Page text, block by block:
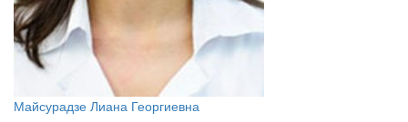
Майсурадзе Лиана Георгиевна